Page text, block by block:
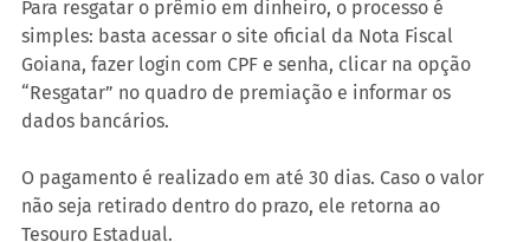
Para resgatar o prêmio em dinheiro, o processo é
simples: basta acessar o site oficial da Nota Fiscal
Goiana, fazer login com CPF e senha, clicar na opção
“Resgatar” no quadro de premiação e informar os
dados bancários.
O pagamento é realizado em até 30 dias. Caso o valor
não seja retirado dentro do prazo, ele retorna ao
Tesouro Estadual.